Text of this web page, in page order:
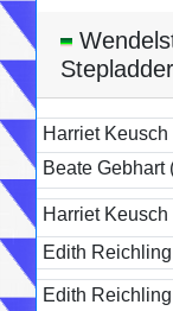
Harriet Keusch
Beate Gebhart
Harriet Keusch
Edith
Edith